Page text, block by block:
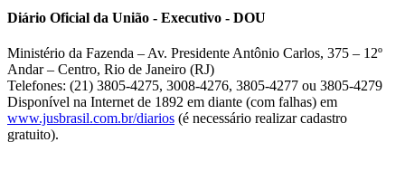
Diário Oficial da União - Executivo - DOU
Ministério da Fazenda – Av. Presidente Antônio Carlos, 375 – 12º
Andar – Centro, Rio de Janeiro (RJ)
Telefones: (21) 3805-4275, 3008-4276, 3805-4277 ou 3805-4279
Disponível na Internet de 1892 em diante (com falhas) em
www.jusbrasil.com.br/diarios (é necessário realizar cadastro
gratuito).